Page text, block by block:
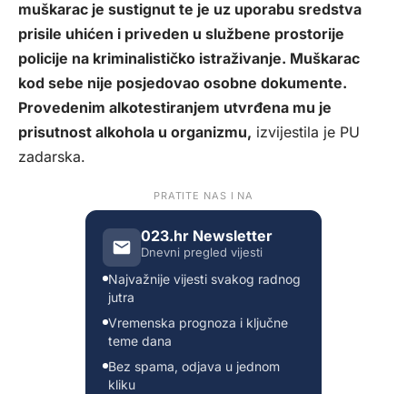
muškarac je sustignut te je uz uporabu sredstva
prisile uhićen i priveden u službene prostorije
policije na kriminalističko istraživanje. Muškarac
kod sebe nije posjedovao osobne dokumente.
Provedenim alkotestiranjem utvrđena mu je
prisutnost alkohola u organizmu, izvijestila je PU
zadarska.
PRATITE NAS I NA
023.hr Newsletter
Dnevni pregled vijesti
Najvažnije vijesti svakog radnog
jutra
Vremenska prognoza i ključne
teme dana
Bez spama, odjava u jednom
kliku